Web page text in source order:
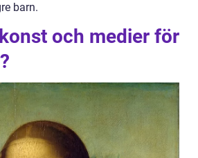
barn.
och medier för